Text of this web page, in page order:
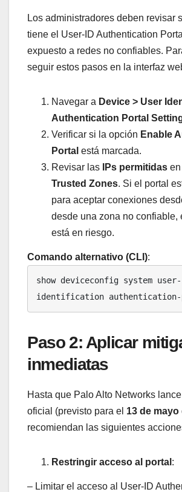
Los administradores deben revisar
tiene el User-ID Authentication
expuesto a redes no confiables.
seguir estos pasos en la interfaz
Navegar a Device > User
Authentication Portal
Verificar si la opción Enable
Portal está marcada.
Revisar las
IPs permitidas
Trusted Zones. Si el portal
para aceptar conexiones
desde una zona no confiable,
está en riesgo.
Comando alternativo (CLI):
show deviceconfig system user-
identification authentication-
Paso 2: Aplicar
inmediatas
Hasta que Palo Alto Networks
oficial (previsto para el 13 de mayo
recomiendan las siguientes
Restringir acceso al portal :
– Limitar el acceso al User-ID